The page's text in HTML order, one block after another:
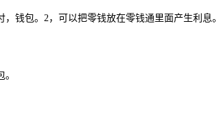
钱包。2，可以把零钱放在零钱通里面产生利息。